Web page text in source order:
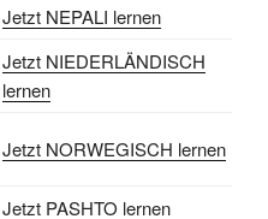
Jetzt NEPALI lernen
Jetzt NIEDERLÄNDISCH
lernen
Jetzt NORWEGISCH lernen
Jetzt PASHTO lernen